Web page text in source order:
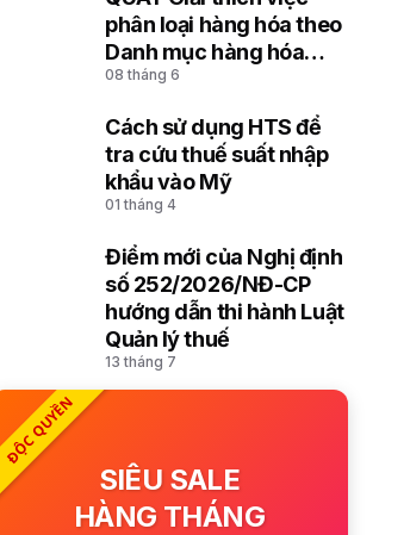
phân loại hàng hóa theo
Danh mục hàng hóa
xuất khẩu, nhập khẩu
thống hài hòa mô tả và
mã hóa hàng hóa (HS)
của Tổ chức Hải quan
thế giới
08 tháng 6
Cách sử dụng HTS để
tra cứu thuế suất nhập
khẩu vào Mỹ
01 tháng 4
Điểm mới của Nghị định
số 252/2026/NĐ-CP
hướng dẫn thi hành Luật
Quản lý thuế
13 tháng 7
ĐỘC QUYỀN
SIÊU SALE
HÀNG THÁNG